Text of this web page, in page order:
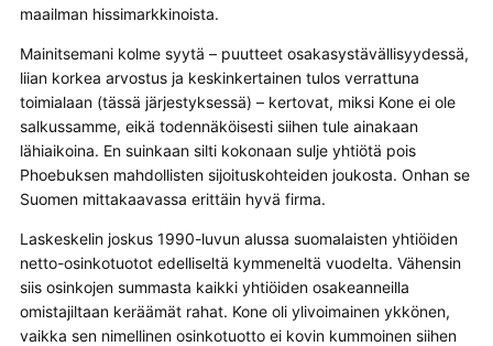
maailman hissimarkkinoista.
Mainitsemani kolme syytä – puutteet osakasystävällisyydessä,
liian korkea arvostus ja keskinkertainen tulos verrattuna
toimialaan (tässä järjestyksessä) – kertovat, miksi Kone ei ole
salkussamme, eikä todennäköisesti siihen tule ainakaan
lähiaikoina. En suinkaan silti kokonaan sulje yhtiötä pois
Phoebuksen mahdollisten sijoituskohteiden joukosta. Onhan se
Suomen mittakaavassa erittäin hyvä firma.
Laskeskelin joskus 1990-luvun alussa suomalaisten yhtiöiden
netto-osinkotuotot edelliseltä kymmeneltä vuodelta. Vähensin
siis osinkojen summasta kaikki yhtiöiden osakeanneilla
omistajiltaan keräämät rahat. Kone oli ylivoimainen ykkönen,
vaikka sen nimellinen osinkotuotto ei kovin kummoinen siihen